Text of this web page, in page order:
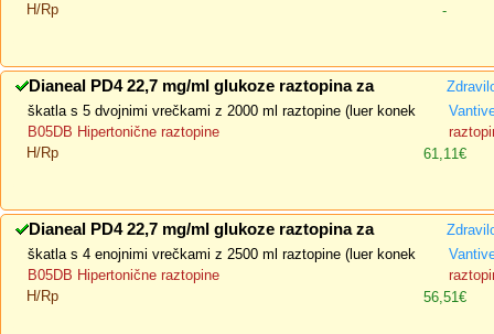
H/Rp
-
Dianeal PD4 22,7 mg/ml glukoze raztopina za
škatla s 5 dvojnimi vrečkami z 2000 ml raztopine (luer konek
B05DB Hipertonične raztopine
H/Rp
61,11€
Dianeal PD4 22,7 mg/ml glukoze raztopina za
škatla s 4 enojnimi vrečkami z 2500 ml raztopine (luer konek
B05DB Hipertonične raztopine
H/Rp
56,51€